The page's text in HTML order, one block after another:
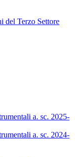
del Terzo Settore
a. sc. 2025-
a. sc. 2024-